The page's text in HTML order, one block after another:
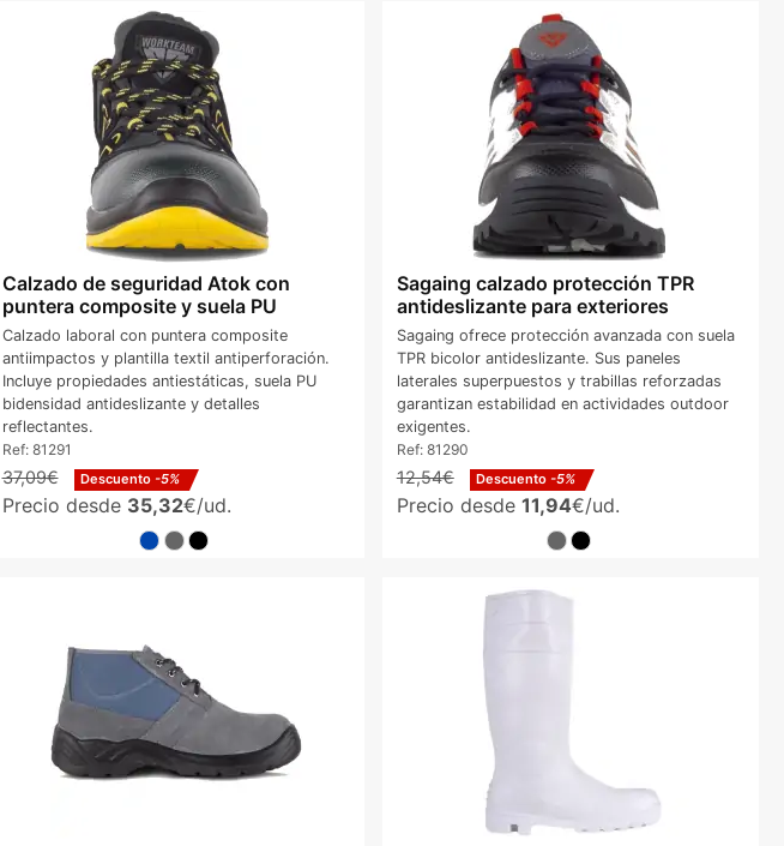
Calzado de seguridad Atok con
puntera composite y suela PU
Calzado laboral con puntera composite
antiimpactos y plantilla textil antiperforación.
Incluye propiedades antiestáticas, suela PU
bidensidad antideslizante y detalles
reflectantes.
Ref: 81291
37,09€ Descuento -5%
Precio desde 35,32€/ud.
Sagaing calzado protección TPR
antideslizante para exteriores
Sagaing ofrece protección avanzada con suela
TPR bicolor antideslizante. Sus paneles
laterales superpuestos y trabillas reforzadas
garantizan estabilidad en actividades outdoor
exigentes.
Ref: 81290
12,54€ Descuento -5%
Precio desde 11,94€/ud.